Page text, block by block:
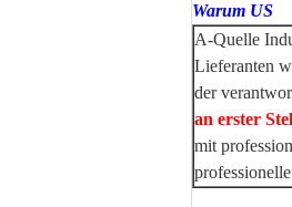
Warum US
A-Quelle
Lieferanten
der
an erster
mit